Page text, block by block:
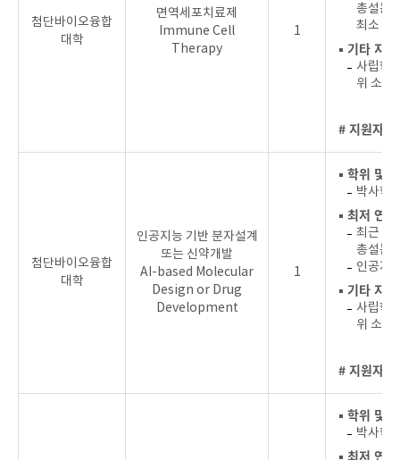
첨단바이오융합
대학
면역세포치료제
Immune Cell
Therapy
1
총설논
최소 1
▪ 기타 지
사립학
위 소지
# 지원자
첨단바이오융합
대학
인공지능 기반 분자설계
또는 신약개발
AI-based Molecular
Design or Drug
Development
1
▪ 학위 및
박사학
▪ 최저 연
최근 4
총설논
인공지
▪ 기타 지
사립학
위 소지
# 지원자
▪ 학위 및
박사학
▪ 최저 연